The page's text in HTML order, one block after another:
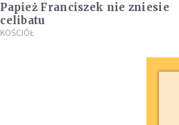
Papież Franciszek nie zniesie
celibatu
KOŚCIÓŁ